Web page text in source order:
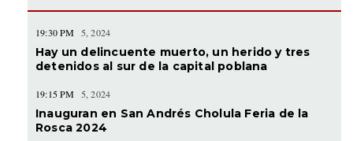
19:30 PM 5, 2024
Hay un delincuente muerto, un herido y tres
detenidos al sur de la capital poblana
19:15 PM 5, 2024
Inauguran en San Andrés Cholula Feria de la
Rosca 2024